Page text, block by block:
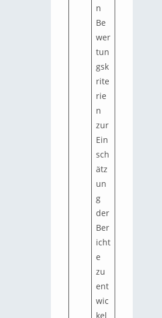
n
Be
wer
tun
gsk
rite
rie
n
zur
Ein
sch
ätz
un
g
der
Ber
icht
e
zu
ent
wic
kel